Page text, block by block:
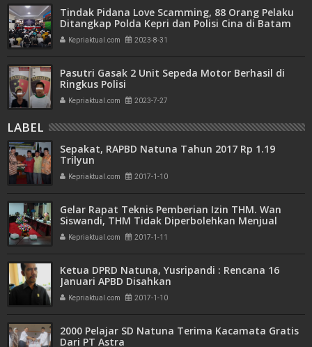
Tindak Pidana Love Scamming, 88 Orang Pelaku
Ditangkap Polda Kepri dan Polisi Cina di Batam
Kepriaktual.com 2023-8-31
Pasutri Gasak 2 Unit Sepeda Motor Berhasil di
Ringkus Polisi
Kepriaktual.com 2023-7-27
LABEL
Sepakat, RAPBD Natuna Tahun 2017 Rp 1.19
Trilyun
Kepriaktual.com 2017-1-10
Gelar Rapat Teknis Pemberian Izin THM. Wan
Siswandi, THM Tidak Diperbolehkan Menjual
Minuman Beralkohol
Kepriaktual.com 2017-1-11
Ketua DPRD Natuna, Yusripandi : Rencana 16
Januari APBD Disahkan
Kepriaktual.com 2017-1-10
2000 Pelajar SD Natuna Terima Kacamata Gratis
Dari PT Astra